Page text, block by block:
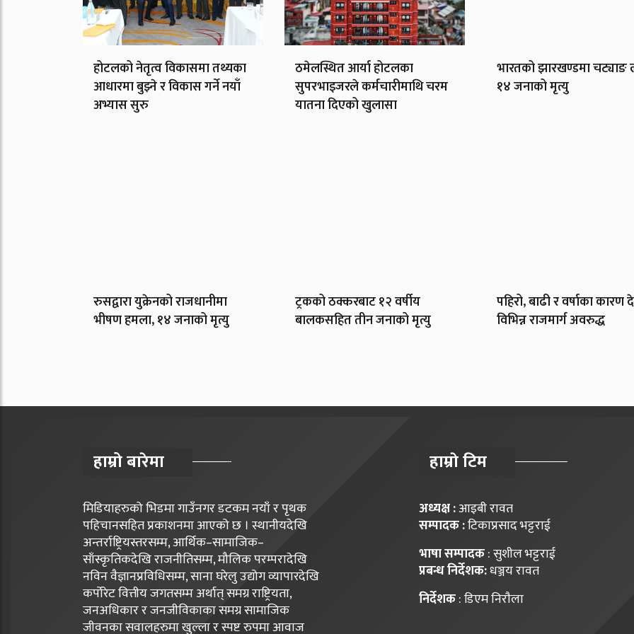
होटलको नेतृत्व विकासमा तथ्यका
आधारमा बुझ्ने र विकास गर्ने नयाँ
अभ्यास सुरु
ठमेलस्थित आर्या होटलका
सुपरभाइजरले कर्मचारीमाथि चरम
यातना दिएको खुलासा
भारतको झारखण्डमा चट्याङ
१४ जनाको मृत्यु
रुसद्वारा युक्रेनको राजधानीमा
भीषण हमला, १४ जनाको मृत्यु
ट्रकको ठक्करबाट १२ वर्षीय
बालकसहित तीन जनाको मृत्यु
पहिरो, बाढी र वर्षाका कारण
विभिन्न राजमार्ग अवरुद्ध
हाम्रो बारेमा
मिडियाहरुको भिडमा गाउँनगर डटकम नयाँ र पृथक
पहिचानसहित प्रकाशनमा आएको छ । स्थानीयदेखि
अन्तर्राष्ट्रियस्तरसम्म, आर्थिक–सामाजिक–
साँस्कृतिकदेखि राजनीतिसम्म, मौलिक परम्परादेखि
नविन वैज्ञानप्रविधिसम्म, साना घरेलु उद्योग व्यापारदेखि
कर्पोरेट वित्तीय जगतसम्म अर्थात् समग्र राष्ट्रियता,
जनअधिकार र जनजीविकाका समग्र सामाजिक
जीवनका सवालहरुमा खुल्ला र स्पष्ट रुपमा आवाज
हाम्राे टिम
अध्यक्ष :आइबी रावत
सम्पादक :टिकाप्रसाद भट्टराई
भाषा सम्पादक: सुशील भट्टराई
प्रबन्ध निर्देशक:धञ्जय रावत
निर्देशक: डिएम निराैला